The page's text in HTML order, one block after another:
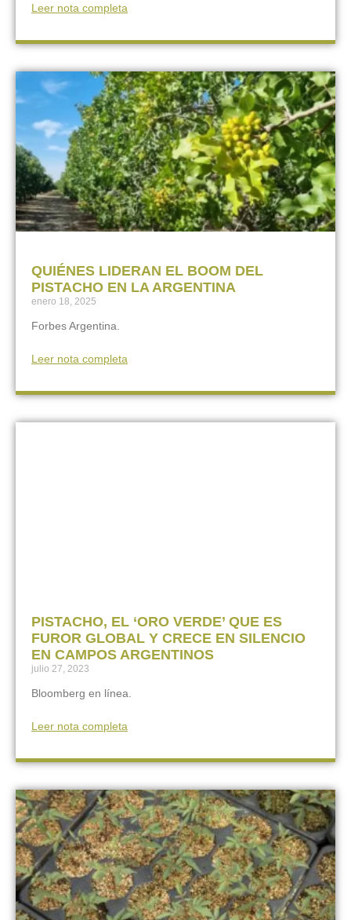
Leer nota completa
QUIÉNES LIDERAN EL BOOM DEL
PISTACHO EN LA ARGENTINA
enero 18, 2025
Forbes Argentina.
Leer nota completa
PISTACHO, EL ‘ORO VERDE’ QUE ES
FUROR GLOBAL Y CRECE EN SILENCIO
EN CAMPOS ARGENTINOS
julio 27, 2023
Bloomberg en línea.
Leer nota completa